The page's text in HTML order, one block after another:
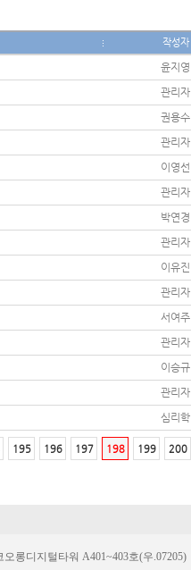
작성자
윤지영
관리자
권용수
관리자
이영선
관리자
박연경
관리자
이유진
관리자
서여주
관리자
이승규
관리자
심리학
195 196 197 198 199 200
롱디지털타워 A401~403호(우.07205)